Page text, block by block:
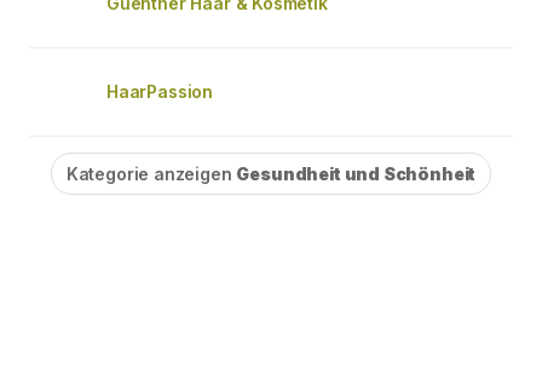
HaarPassion
Kategorie anzeigen Gesundheit und Schönheit